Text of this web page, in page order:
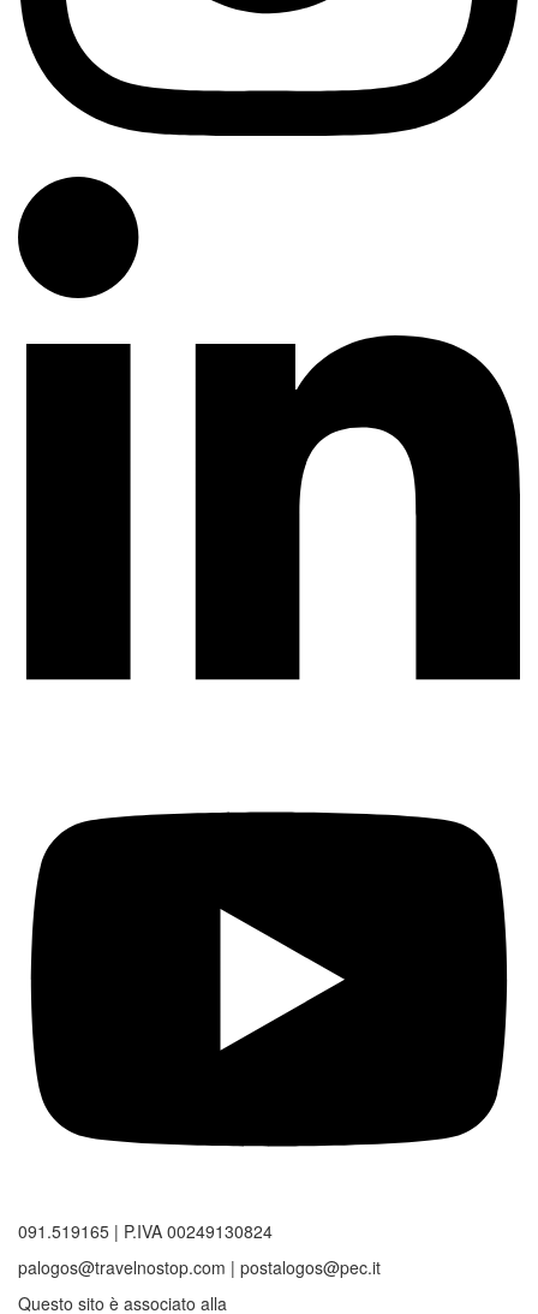
091.519165 | P.IVA 00249130824
palogos@travelnostop.com | postalogos@pec.it
Questo sito è associato alla